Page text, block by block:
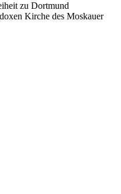
zu Dortmund
Kirche des Moskauer